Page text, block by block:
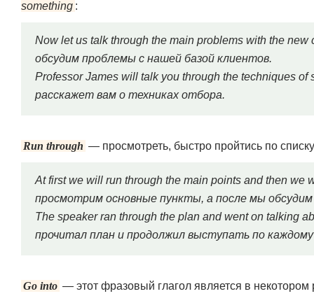
something :
Now let us talk through the main problems with the
обсудим проблемы с нашей базой клиентов.
Professor James will talk you through the techniques
расскажет вам о техниках отбора.
Run through — просмотреть, быстро пройтись по
At first we will run through the main points and then
просмотрим основные пункты, а после мы обсудим
The speaker ran through the plan and went on talking
прочитал план и продолжил выступать по каждому
Go into — этот фразовый глагол является в